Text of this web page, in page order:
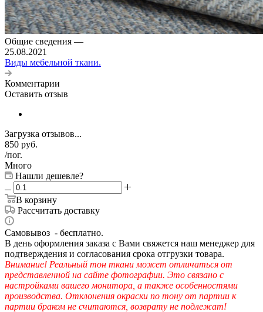
Общие сведения —
25.08.2021
Виды мебельной ткани.
Комментарии
Оставить отзыв
Загрузка отзывов...
850 руб.
/пог.
Много
Нашли дешевле?
В корзину
Рассчитать доставку
Самовывоз - бесплатно.
В день оформления заказа с Вами свяжется наш менеджер для
подтверждения и согласования срока отгрузки товара.
Внимание! Реальный тон ткани может отличаться от
представленной на сайте фотографии. Это связано с
настройками вашего монитора, а также особенностями
производства. Отклонения окраски по тону от партии к
партии браком не считаются, возврату не подлежат!